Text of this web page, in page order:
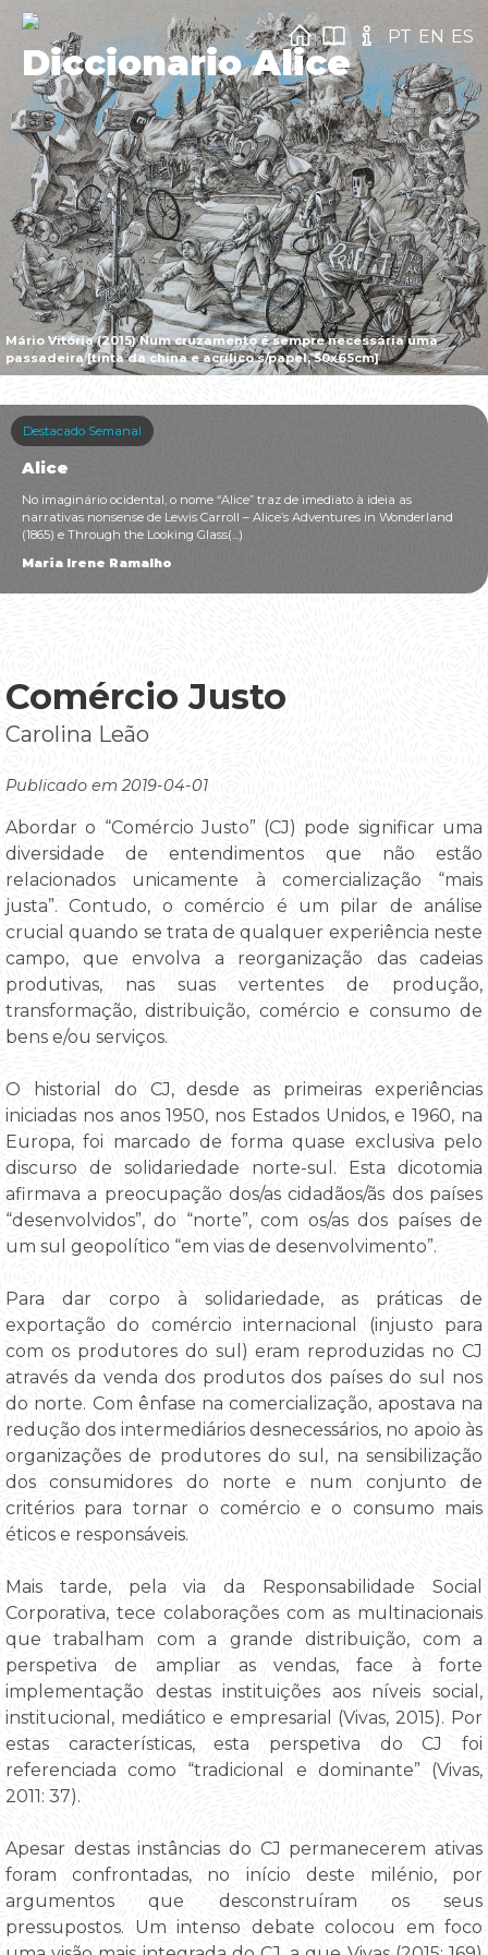
Mário Vitória (2015) Num cruzamento é sempre necessária uma
passadeira [tinta da china e acrílico s/papel, 50x65cm]
Diccionario Alice
PT EN ES
Destacado Semanal
Alice
No imaginário ocidental, o nome “Alice” traz de imediato à ideia as
narrativas nonsense de Lewis Carroll – Alice’s Adventures in Wonderland
(1865) e Through the Looking Glass(...)
Maria Irene Ramalho
Comércio Justo
Carolina Leão
Publicado em 2019-04-01
Abordar o “Comércio Justo” (CJ) pode significar uma
diversidade de entendimentos que não estão
relacionados unicamente à comercialização “mais
justa”. Contudo, o comércio é um pilar de análise
crucial quando se trata de qualquer experiência neste
campo, que envolva a reorganização das cadeias
produtivas, nas suas vertentes de produção,
transformação, distribuição, comércio e consumo de
bens e/ou serviços.
O historial do CJ, desde as primeiras experiências
iniciadas nos anos 1950, nos Estados Unidos, e 1960, na
Europa, foi marcado de forma quase exclusiva pelo
discurso de solidariedade norte-sul. Esta dicotomia
afirmava a preocupação dos/as cidadãos/ãs dos países
“desenvolvidos”, do “norte”, com os/as dos países de
um sul geopolítico “em vias de desenvolvimento”.
Para dar corpo à solidariedade, as práticas de
exportação do comércio internacional (injusto para
com os produtores do sul) eram reproduzidas no CJ
através da venda dos produtos dos países do sul nos
do norte. Com ênfase na comercialização, apostava na
redução dos intermediários desnecessários, no apoio às
organizações de produtores do sul, na sensibilização
dos consumidores do norte e num conjunto de
critérios para tornar o comércio e o consumo mais
éticos e responsáveis.
Mais tarde, pela via da Responsabilidade Social
Corporativa, tece colaborações com as multinacionais
que trabalham com a grande distribuição, com a
perspetiva de ampliar as vendas, face à forte
implementação destas instituições aos níveis social,
institucional, mediático e empresarial (Vivas, 2015). Por
estas características, esta perspetiva do CJ foi
referenciada como “tradicional e dominante” (Vivas,
2011: 37).
Apesar destas instâncias do CJ permanecerem ativas
foram confrontadas, no início deste milénio, por
argumentos que desconstruíram os seus
pressupostos. Um intenso debate colocou em foco